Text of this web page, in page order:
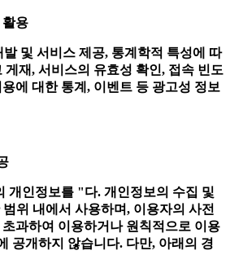
용
및 서비스 제공, 통계학적 특성에 따
게재, 서비스의 유효성 확인, 접속 빈도
에 대한 통계, 이벤트 등 광고성 정보
개인정보를 "다. 개인정보의 수집 및
위 내에서 사용하며, 이용자의 사전
과하여 이용하거나 원칙적으로 이용
공개하지 않습니다. 다만, 아래의 경